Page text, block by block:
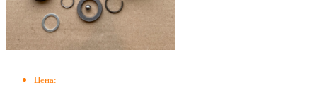
Цена: